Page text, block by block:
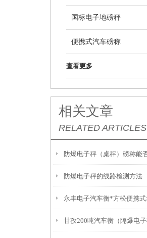
国标电子地磅秤
便携式汽车磅称
查看更多
相关文章
RELATED ARTICLES
防爆电子秤的线路检测方法